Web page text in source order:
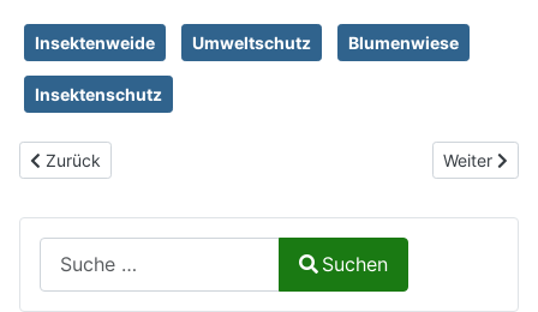
Insektenweide Umweltschutz Blumenwiese
Insektenschutz
Vorheriger Beitrag: Bücher und Links zur Tier- und
Zurück Nächster
Weiter
Suchen